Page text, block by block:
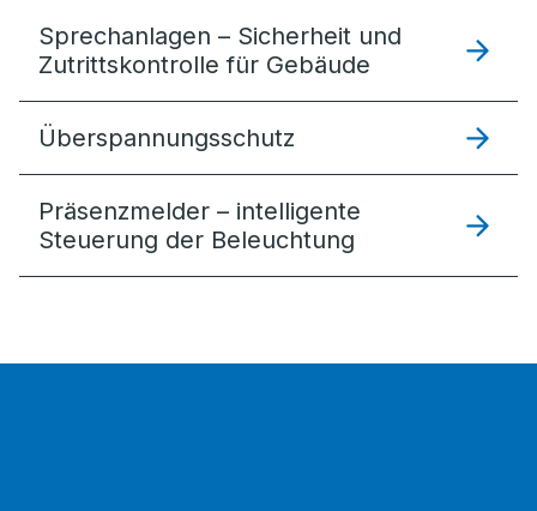
Sprechanlagen – Sicherheit und
Zutrittskontrolle für Gebäude
Überspannungsschutz
Präsenzmelder – intelligente
Steuerung der Beleuchtung